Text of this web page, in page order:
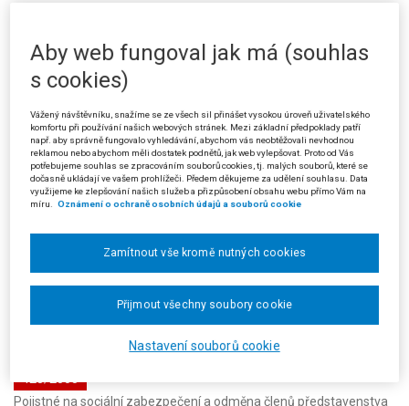
426/2005
Kompetenční spory a pravomoc Úřadu pro ochranu osobních údajů
Datum:10.03.2004· Sbírkové č.:
zvláštní senát· Vydání:1/2005· Strana:18· Vztah k předpisu:99/1963
Sb.: §7; 99/1963 Sb.: §9 odst.2; 99/1963 Sb.: §9 odst.2 písm.b); 256/1992
Sb.: §23; 256/1992 Sb.; 101/2000 Sb.: §21 odst.2 písm.a); 101/2000 Sb.:
§21 odst.2;
22.09.2004· Sbírkové č.: 427/2005· Sp. zn.:1 Azs 24/2004 - 49
Typ:Rozsudek (SJS)· Pramen:Sb.NSS· Autor:Nejvyšší správní soud -
senát (ostatní)· Vydání:1/2005· Strana:20· Vztah k předpisu:325/1999
Sb.: §33; 150/2002 Sb.: §46; 150/2002 Sb.: §47; 150/2002 Sb.: §103
428/2005
Pojistné na sociální zabezpečení a odměna členů představenstva
Aby web fungoval jak má (souhlas
s cookies)
Vážený návštěvníku, snažíme se ze všech sil přinášet vysokou úroveň uživatelského
komfortu při používání našich webových stránek. Mezi základní předpoklady patří
např. aby správně fungovalo vyhledávání, abychom vás neobtěžovali nevhodnou
reklamou nebo abychom měli dostatek podnětů, jak web vylepšovat. Proto od Vás
potřebujeme souhlas se zpracováním souborů cookies, tj. malých souborů, které se
dočasně ukládají ve vašem prohlížeči. Předem děkujeme za udělení souhlasu. Data
využijeme ke zlepšování našich služeb a přizpůsobení obsahu webu přímo Vám na
míru.
Oznámení o ochraně osobních údajů a souborů cookie
Nastavení souborů cookie
Zamítnout vše kromě nutných cookies
Přijmout všechny soubory cookie